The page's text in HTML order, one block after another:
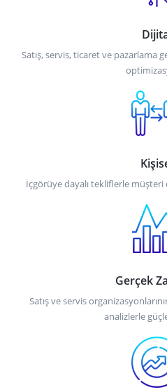
Satış, servis, ticaret ve pazarlama
İçgörüye dayalı tekliflerle
Gerçek
Satış ve servis
analizlerle